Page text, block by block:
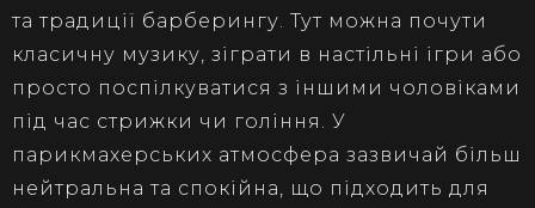
та традиції барберингу. Тут можна почути
класичну музику, зіграти в настільні ігри або
просто поспілкуватися з іншими чоловіками
під час стрижки чи гоління. У
парикмахерських атмосфера зазвичай більш
нейтральна та спокійна, що підходить для